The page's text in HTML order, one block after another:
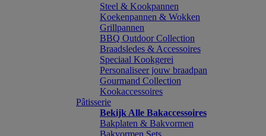
Steel & Kookpannen
Koekenpannen & Wokken
Grillpannen
BBQ Outdoor Collection
Braadsledes & Accessoires
Speciaal Kookgerei
Personaliseer jouw braadpan
Gourmand Collection
Kookaccessoires
Pâtisserie
Bekijk Alle Bakaccessoires
Bakplaten & Bakvormen
Bakvormen Sets